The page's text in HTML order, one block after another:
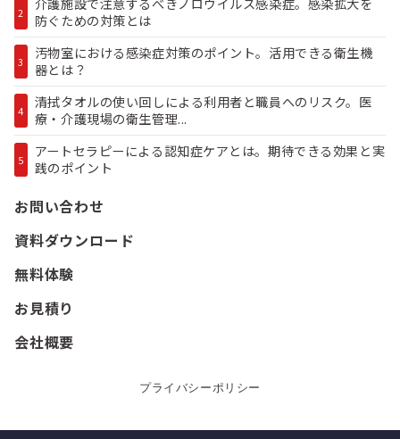
2
介護施設で注意するべきノロウイルス感染症。感染拡大を
防ぐための対策とは
3
汚物室における感染症対策のポイント。活用できる衛生機
器とは？
4
清拭タオルの使い回しによる利用者と職員へのリスク。医
療・介護現場の衛生管理...
5
アートセラピーによる認知症ケアとは。期待できる効果と実
践のポイント
お問い合わせ
資料ダウンロード
無料体験
お見積り
会社概要
プライバシーポリシー